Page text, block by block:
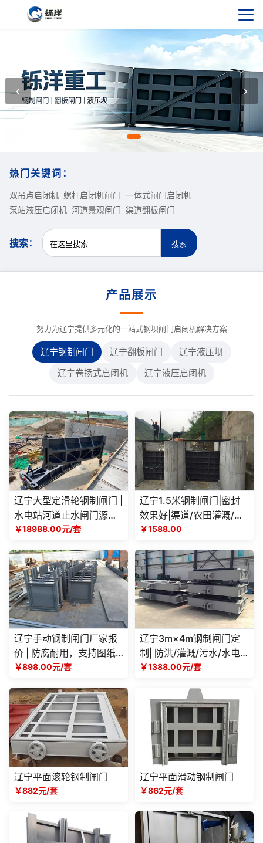
‹ ›
热门关键词：
双吊点启闭机 螺杆启闭机闸门 一体式闸门启闭机
泵站液压启闭机 河道景观闸门 渠道翻板闸门
搜索： 搜索
产品展示
努力为辽宁提供多元化的一站式钢坝闸门启闭机解决方案
辽宁钢制闸门 辽宁翻板闸门
辽宁液压坝
辽宁卷扬式启闭机
辽宁液压启闭机
辽宁大型定滑轮钢制闸门 |
水电站河道止水闸门源头
厂家
￥18988.00元/套
辽宁1.5米钢制闸门|密封
效果好|渠道/农田灌溉/市
政水利工程
￥1588.00
辽宁手动钢制闸门厂家报
价 | 防腐耐用，支持图纸
定制，提供详细成本方案
￥898.00元/套
辽宁3m×4m钢制闸门定
制| 防洪/灌溉/污水/水电
站多场景适用，厂家可按
￥1388.00元/套
辽宁平面滚轮钢制闸门
￥882元/套
辽宁平面滑动钢制闸门
￥862元/套